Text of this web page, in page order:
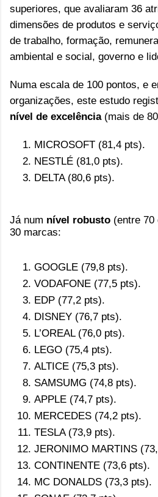
superiores, que avaliaram 36
dimensões de produtos e
de trabalho, formação,
ambiental e social, governo e
Numa escala de 100 pontos, e
nível de excelência (mais de
MICROSOFT (81,4 pts).
NESTLÉ (81,0 pts).
DELTA (80,6 pts).
Já num nível robusto (entre 70
30 marcas:
GOOGLE (79,8 pts).
VODAFONE (77,5 pts).
EDP (77,2 pts).
DISNEY (76,7 pts).
L’OREAL (76,0 pts).
LEGO (75,4 pts).
ALTICE (75,3 pts).
SAMSUMG (74,8 pts).
APPLE (74,7 pts).
MERCEDES (74,2 pts).
TESLA (73,9 pts).
JERONIMO MARTINS
CONTINENTE (73,6 pts).
MC DONALDS (73,3 pts).